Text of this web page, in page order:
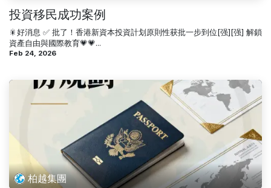
投資移民成功案例
🎇好消息 ✅ 批了！香港新資本投資計划原則性获批一步到位[强][强] 解鎖
資產自由與國際教育💗💗...
Feb 24, 2026
柏越集團